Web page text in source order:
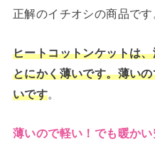
正解のイチオシの商品です
ヒートコットンケットは
とにかく薄いです。薄い
いです。
薄いので軽い！でも暖かい